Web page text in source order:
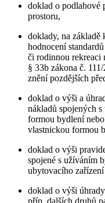
doklad o podlahové
prostoru,
doklady, na základě
hodnocení
či rodinnou rekreaci
§ 33b zákona č.
znění pozdějších
doklad o výši a
nákladů spojených
formou bydlení
vlastnickou formou
doklad o výši
spojené s užíváním
ubytovacího
doklad o výši